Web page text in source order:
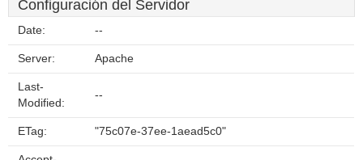
Configuración del Servidor
Date: --
Server: Apache
Last-
Modified:
--
ETag: "75c07e-37ee-1aead5c0"